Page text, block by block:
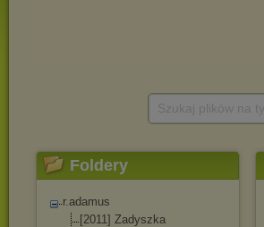
Foldery
r.adamus
[2011] Zadyszka